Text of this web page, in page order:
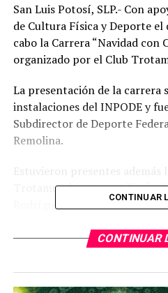
San Luis Potosí, SLP.- Con
de Cultura Física y Deporte el
cabo la Carrera “Navidad con
organizado por el Club
La presentación de la carrera
instalaciones del INPODE y
Subdirector de Deporte
Remolina.
Estuvieron presentes además
Trotamundos Team, Lilia
Rodríguez en cuyo beneficio
recibirá un homenaje y los
Arellano.
CONTINUAR
CONTINUAR